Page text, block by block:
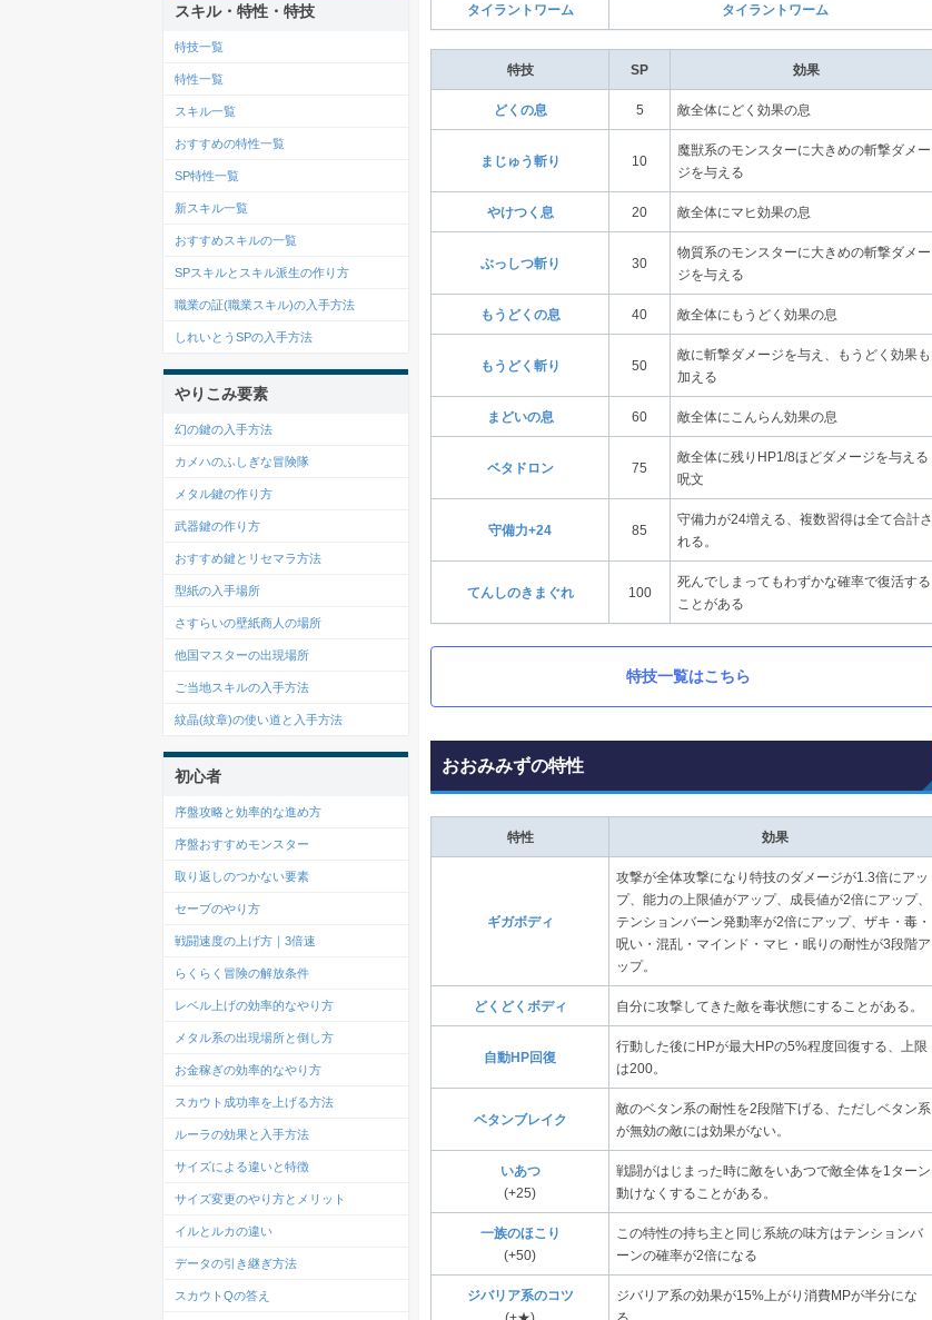
タイラントワーム タイラントワーム
特技 SP 効果
どくの息 5 敵全体にどく効果の息
まじゅう斬り 10
魔獣系のモンスターに大きめの斬撃ダメー
ジを与える
やけつく息 20 敵全体にマヒ効果の息
ぶっしつ斬り 30
物質系のモンスターに大きめの斬撃ダメー
ジを与える
もうどくの息 40 敵全体にもうどく効果の息
もうどく斬り 50
敵に斬撃ダメージを与え、もうどく効果も
加える
まどいの息 60 敵全体にこんらん効果の息
ベタドロン 75
敵全体に残りHP1/8ほどダメージを与える
呪文
守備力+24 85
守備力が24増える、複数習得は全て合計さ
れる。
てんしのきまぐれ 100
死んでしまってもわずかな確率で復活する
ことがある
特技一覧はこちら
おおみみずの特性
特性 効果
ギガボディ
攻撃が全体攻撃になり特技のダメージが1.3倍にアッ
プ、能力の上限値がアップ、成長値が2倍にアップ、
テンションバーン発動率が2倍にアップ、ザキ・毒・
呪い・混乱・マインド・マヒ・眠りの耐性が3段階ア
ップ。
どくどくボディ 自分に攻撃してきた敵を毒状態にすることがある。
自動HP回復
行動した後にHPが最大HPの5%程度回復する、上限
は200。
ベタンブレイク
敵のベタン系の耐性を2段階下げる、ただしベタン系
が無効の敵には効果がない。
いあつ
(+25)
戦闘がはじまった時に敵をいあつで敵全体を1ターン
動けなくすることがある。
一族のほこり
(+50)
この特性の持ち主と同じ系統の味方はテンションバ
ーンの確率が2倍になる
ジバリア系のコツ
ジバリア系の効果が15%上がり消費MPが半分にな
スキル・特性・特技
特技一覧
特性一覧
スキル一覧
おすすめの特性一覧
SP特性一覧
新スキル一覧
おすすめスキルの一覧
SPスキルとスキル派生の作り方
職業の証(職業スキル)の入手方法
しれいとうSPの入手方法
やりこみ要素
幻の鍵の入手方法
カメハのふしぎな冒険隊
メタル鍵の作り方
武器鍵の作り方
おすすめ鍵とリセマラ方法
型紙の入手場所
さすらいの壁紙商人の場所
他国マスターの出現場所
ご当地スキルの入手方法
紋晶(紋章)の使い道と入手方法
初心者
序盤攻略と効率的な進め方
序盤おすすめモンスター
取り返しのつかない要素
セーブのやり方
戦闘速度の上げ方｜3倍速
らくらく冒険の解放条件
レベル上げの効率的なやり方
メタル系の出現場所と倒し方
お金稼ぎの効率的なやり方
スカウト成功率を上げる方法
ルーラの効果と入手方法
サイズによる違いと特徴
サイズ変更のやり方とメリット
イルとルカの違い
データの引き継ぎ方法
スカウトQの答え